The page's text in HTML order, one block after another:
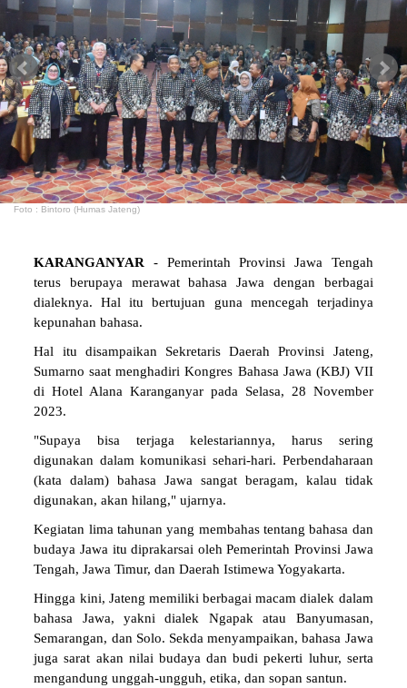
Foto : Bintoro (Humas Jateng)
KARANGANYAR - Pemerintah Provinsi Jawa Tengah
terus berupaya merawat bahasa Jawa dengan berbagai
dialeknya. Hal itu bertujuan guna mencegah terjadinya
kepunahan bahasa.
Hal itu disampaikan Sekretaris Daerah Provinsi Jateng,
Sumarno saat menghadiri Kongres Bahasa Jawa (KBJ) VII
di Hotel Alana Karanganyar pada Selasa, 28 November
2023.
"Supaya bisa terjaga kelestariannya, harus sering
digunakan dalam komunikasi sehari-hari. Perbendaharaan
(kata dalam) bahasa Jawa sangat beragam, kalau tidak
digunakan, akan hilang," ujarnya.
Kegiatan lima tahunan yang membahas tentang bahasa dan
budaya Jawa itu diprakarsai oleh Pemerintah Provinsi Jawa
Tengah, Jawa Timur, dan Daerah Istimewa Yogyakarta.
Hingga kini, Jateng memiliki berbagai macam dialek dalam
bahasa Jawa, yakni dialek Ngapak atau Banyumasan,
Semarangan, dan Solo. Sekda menyampaikan, bahasa Jawa
juga sarat akan nilai budaya dan budi pekerti luhur, serta
mengandung unggah-ungguh, etika, dan sopan santun.